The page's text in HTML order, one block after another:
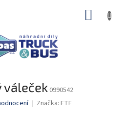
váleček 0990542
Značka: FTE